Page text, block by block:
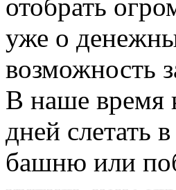
отобрать
уже о
возможность
В наше время
дней слетать
башню или